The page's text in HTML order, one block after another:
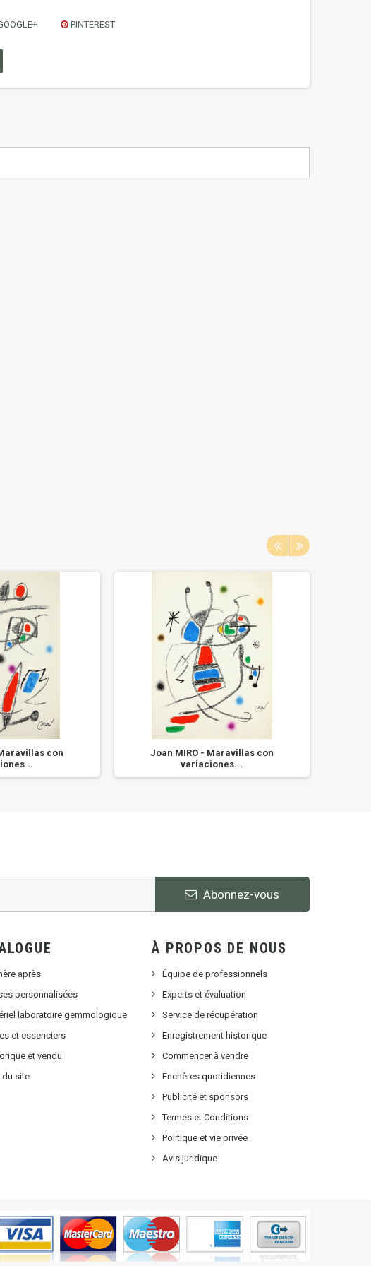
PINTEREST
con
Joan MIRO - Maravillas con
variaciones...
Abonnez-vous
après
personnalisées
laboratoire gemmologique
et essenciers
et vendu
du site
À PROPOS DE NOUS
Équipe de professionnels
Experts et évaluation
Service de récupération
Enregistrement historique
Commencer à vendre
Enchères quotidiennes
Publicité et sponsors
Termes et Conditions
Politique et vie privée
Avis juridique